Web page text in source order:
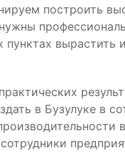
построить
вырастить
в Бузулуке в